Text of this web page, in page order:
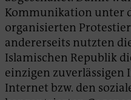
Kommunikation unter
organisierten
andererseits nutzten
Islamischen Republik
einzigen
Internet bzw. den